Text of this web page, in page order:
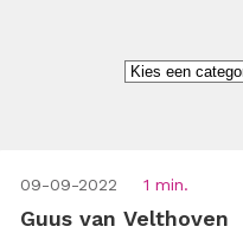
09-09-2022 1 min.
Guus van Velthoven